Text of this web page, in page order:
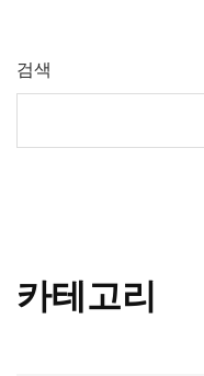
검색
카테고리